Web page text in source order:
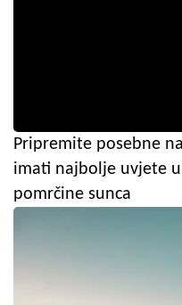
Pripremite posebne
imati najbolje uvjete
pomrčine sunca